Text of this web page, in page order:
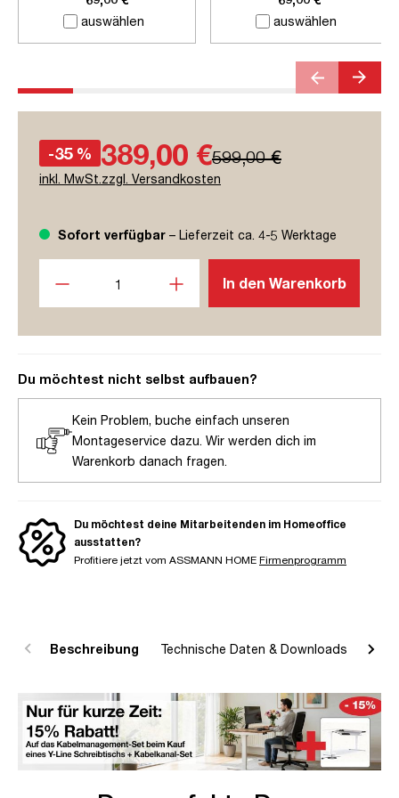
auswählen
auswählen
-35 % 389,00 €599,00 €
inkl. MwSt.zzgl. Versandkosten
Sofort verfügbar – Lieferzeit ca. 4-5 Werktage
In den Warenkorb
Du möchtest nicht selbst aufbauen?
Kein Problem, buche einfach unseren
Montageservice dazu. Wir werden dich im
Warenkorb danach fragen.
Du möchtest deine Mitarbeitenden im Homeoffice
ausstatten?
Profitiere jetzt vom ASSMANN HOME Firmenprogramm
Beschreibung Technische Daten & Downloads